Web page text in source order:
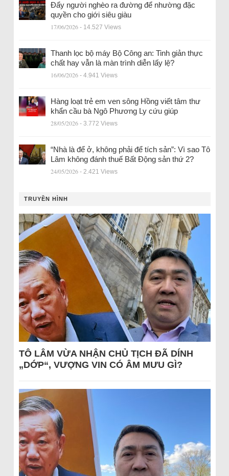
Đẩy người nghèo ra đường để nhường đặc
quyền cho giới siêu giàu
17/06/2026 - 14.527 Views
Thanh lọc bộ máy Bộ Công an: Tinh giản thực
chất hay vẫn là màn trình diễn lấy lệ?
16/06/2026 - 4.941 Views
Hàng loạt trẻ em ven sông Hồng viết tâm thư
khẩn cầu bà Ngô Phương Ly cứu giúp
28/05/2026 - 3.772 Views
“Nhà là để ở, không phải để tích sản”: Vì sao Tô
Lâm không đánh thuế Bất Động sản thứ 2?
24/05/2026 - 2.421 Views
TRUYỀN HÌNH
TÔ LÂM VỪA NHẬN CHỦ TỊCH ĐÃ DÍNH
„DỚP“, VƯỢNG VIN CÓ ÂM MƯU GÌ?